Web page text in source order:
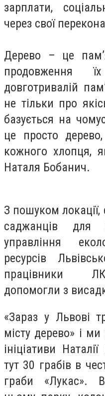
зарплати,
через свої
Дерево – це
продовження
довготривалій
не тільки про
базується на
це просто
кожного хлопця,
Наталя Бобанич.
З пошуком локації,
саджанців для
управління
ресурсів
працівники
допомогли з
«Зараз у Львові
місту дерево» і ми
ініціативи
тут 30 грабів в
граби «Лукас».